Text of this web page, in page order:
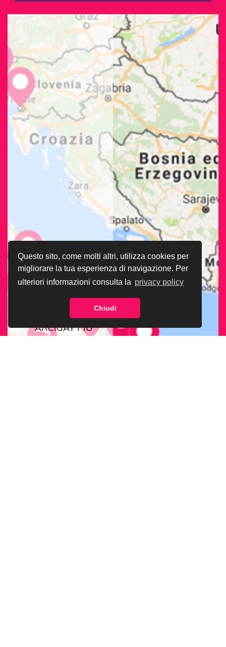
Questo sito, come molti altri, utilizza cookies per
migliorare la tua esperienza di navigazione. Per
ulteriori informazioni consulta la privacy policy
Chiudi
CERCA LA SEDE
ARCIGAY PIÙ